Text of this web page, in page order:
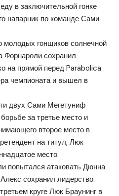
в заключительной гонке
напарник по команде Сами
молодых гонщиков солнечной
Форнароли сохранил
на прямой перед Parabolica
чемпионата и вышел в
двух Сами Мегетуниф
за третье место и
второе место в
на титул, Люк
место.
попытался атаковать Дюнна
сохранил лидерство.
круге Люк Браунинг в